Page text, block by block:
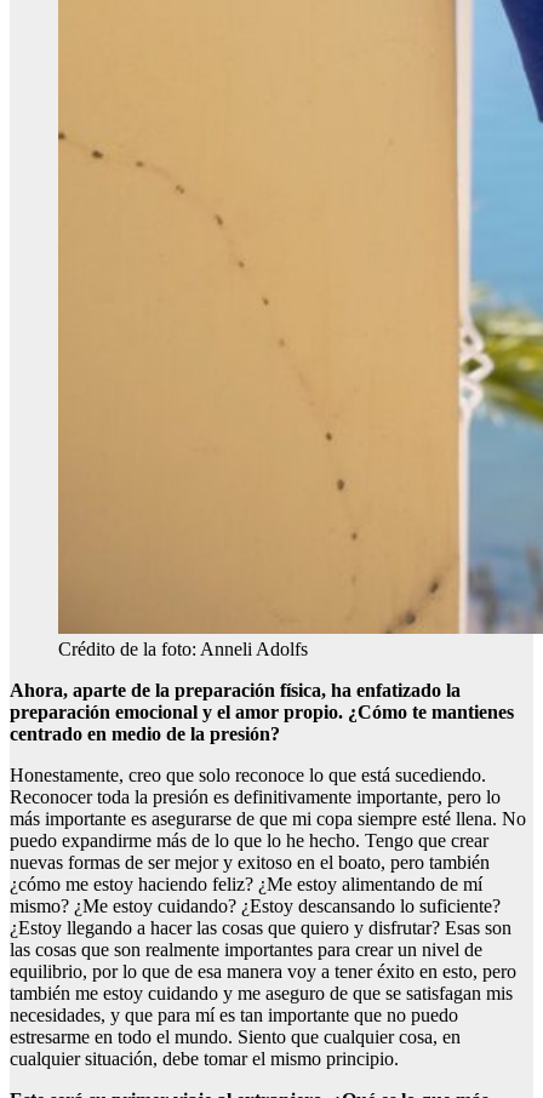
Crédito de la foto: Anneli Adolfs
Ahora, aparte de la preparación física, ha enfatizado la
preparación emocional y el amor propio. ¿Cómo te mantienes
centrado en medio de la presión?
Honestamente, creo que solo reconoce lo que está sucediendo.
Reconocer toda la presión es definitivamente importante, pero lo
más importante es asegurarse de que mi copa siempre esté llena. No
puedo expandirme más de lo que lo he hecho. Tengo que crear
nuevas formas de ser mejor y exitoso en el boato, pero también
¿cómo me estoy haciendo feliz? ¿Me estoy alimentando de mí
mismo? ¿Me estoy cuidando? ¿Estoy descansando lo suficiente?
¿Estoy llegando a hacer las cosas que quiero y disfrutar? Esas son
las cosas que son realmente importantes para crear un nivel de
equilibrio, por lo que de esa manera voy a tener éxito en esto, pero
también me estoy cuidando y me aseguro de que se satisfagan mis
necesidades, y que para mí es tan importante que no puedo
estresarme en todo el mundo. Siento que cualquier cosa, en
cualquier situación, debe tomar el mismo principio.